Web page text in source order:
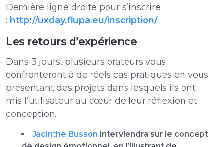
Dernière ligne droite pour s’inscrire
: http://uxday.flupa.eu/inscription/
Les retours d’expérience
Dans 3 jours, plusieurs orateurs vous
confronteront à de réels cas pratiques en vous
présentant des projets dans lesquels ils ont
mis l’utilisateur au cœur de leur réflexion et
conception.
Jacinthe Busson interviendra sur le concept